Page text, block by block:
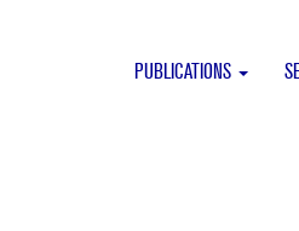
PUBLICATIONS